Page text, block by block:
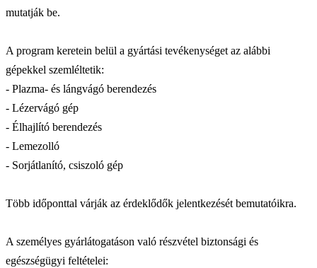
mutatják be.
A program keretein belül a gyártási tevékenységet az alábbi
gépekkel szemléltetik:
- Plazma- és lángvágó berendezés
- Lézervágó gép
- Élhajlító berendezés
- Lemezolló
- Sorjátlanító, csiszoló gép
Több időponttal várják az érdeklődők jelentkezését bemutatóikra.
A személyes gyárlátogatáson való részvétel biztonsági és
egészségügyi feltételei: